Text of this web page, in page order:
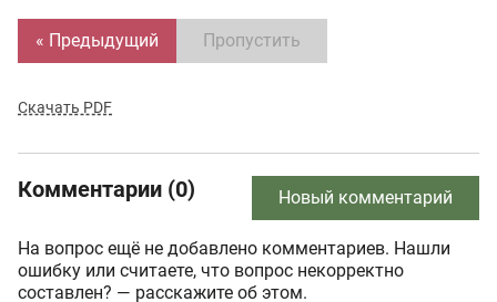
« Предыдущий Пропустить
Скачать PDF
Комментарии (0) Новый комментарий
На вопрос ещё не добавлено комментариев. Нашли
ошибку или считаете, что вопрос некорректно
составлен? — расскажите об этом.